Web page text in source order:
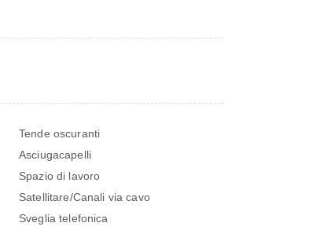
Tende oscuranti
Asciugacapelli
Spazio di lavoro
Satellitare/Canali via cavo
Sveglia telefonica